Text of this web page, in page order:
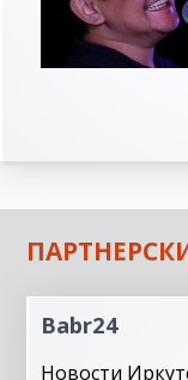
Babr24
Новости